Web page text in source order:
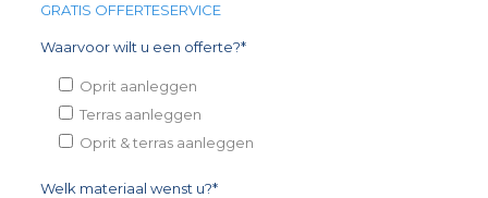
GRATIS OFFERTESERVICE
Waarvoor wilt u een offerte?*
Oprit aanleggen
Terras aanleggen
Oprit & terras aanleggen
Welk materiaal wenst u?*